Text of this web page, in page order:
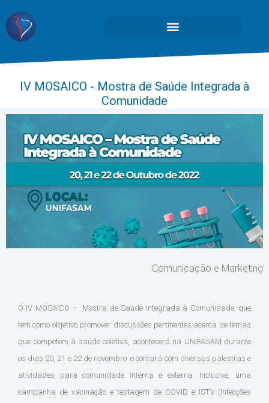
IV MOSAICO - Mostra de Saúde Integrada à
Comunidade
Comunicação e Marketing
O IV MOSAICO – Mostra de Saúde Integrada à Comunidade, que
tem como objetivo promover discussões pertinentes acerca de temas
que competem à saúde coletiva, acontecerá na UNIFASAM durante
os dias 20, 21 e 22 de novembro e contará com diversas palestras e
atividades para comunidade interna e externa. Inclusive, uma
campanha de vacinação e testagem de COVID e IST’s (Infecções